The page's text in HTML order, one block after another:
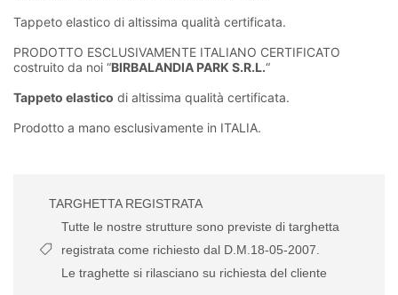
Tappeto elastico di altissima qualità certificata.
PRODOTTO ESCLUSIVAMENTE ITALIANO CERTIFICATO
costruito da noi “BIRBALANDIA PARK S.R.L.“
Tappeto elastico di altissima qualità certificata.
Prodotto a mano esclusivamente in ITALIA.
TARGHETTA REGISTRATA
Tutte le nostre strutture sono previste di targhetta
registrata come richiesto dal D.M.18-05-2007.
Le traghette si rilasciano su richiesta del cliente